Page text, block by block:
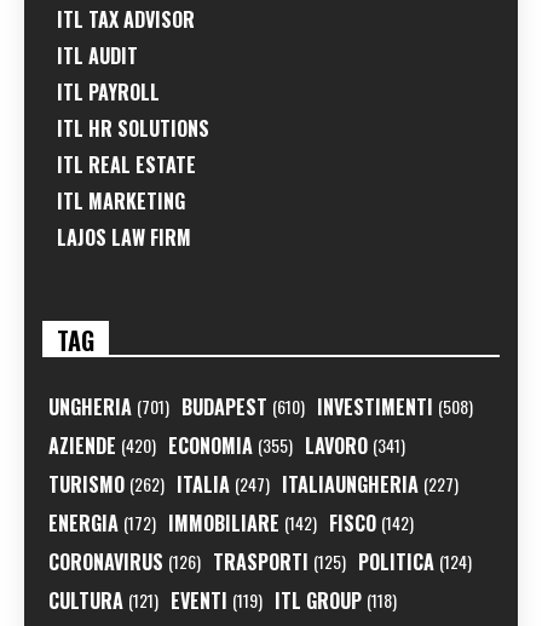
ITL TAX ADVISOR
ITL AUDIT
ITL PAYROLL
ITL HR SOLUTIONS
ITL REAL ESTATE
ITL MARKETING
LAJOS LAW FIRM
TAG
UNGHERIA (701) BUDAPEST (610) INVESTIMENTI (508)
AZIENDE (420) ECONOMIA (355) LAVORO (341)
TURISMO (262) ITALIA (247) ITALIAUNGHERIA (227)
ENERGIA (172) IMMOBILIARE (142) FISCO (142)
CORONAVIRUS (126) TRASPORTI (125) POLITICA (124)
CULTURA (121) EVENTI (119) ITL GROUP (118)